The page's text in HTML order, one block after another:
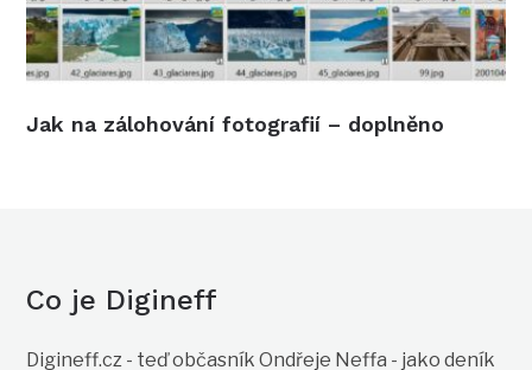
Jak na zálohování fotografií – doplněno
Co je Digineff
Digineff.cz - teď občasník Ondřeje Neffa - jako deník